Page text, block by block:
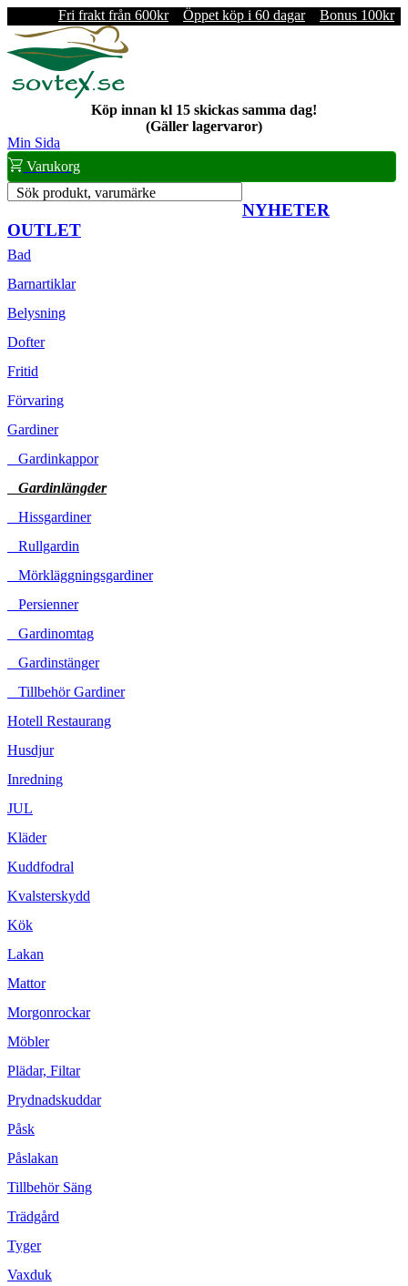
Fri frakt från 600kr Öppet köp i 60 dagar Bonus 100kr
Köp innan kl 15 skickas samma dag!
(Gäller lagervaror)
Min Sida
Varukorg
Sök produkt, varumärke
NYHETER
OUTLET
Bad
Barnartiklar
Belysning
Dofter
Fritid
Förvaring
Gardiner
Gardinkappor
Gardinlängder
Hissgardiner
Rullgardin
Mörkläggningsgardiner
Persienner
Gardinomtag
Gardinstänger
Tillbehör Gardiner
Hotell Restaurang
Husdjur
Inredning
JUL
Kläder
Kuddfodral
Kvalsterskydd
Kök
Lakan
Mattor
Morgonrockar
Möbler
Plädar, Filtar
Prydnadskuddar
Påsk
Påslakan
Tillbehör Säng
Trädgård
Tyger
Vaxduk